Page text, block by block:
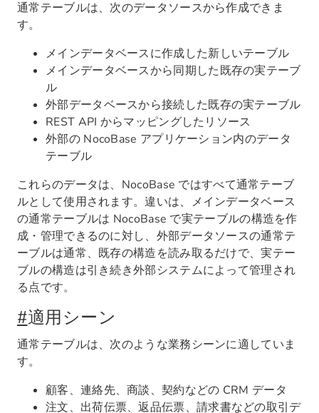
通常テーブルは、次のデータソースから作成できま
す。
メインデータベースに作成した新しいテーブル
メインデータベースから同期した既存の実テーブ
ル
外部データベースから接続した既存の実テーブル
REST API からマッピングしたリソース
外部の NocoBase アプリケーション内のデータ
テーブル
これらのデータは、NocoBase ではすべて通常テーブ
ルとして使用されます。違いは、メインデータベース
の通常テーブルは NocoBase で実テーブルの構造を作
成・管理できるのに対し、外部データソースの通常テ
ーブルは通常、既存の構造を読み取るだけで、実テー
ブルの構造は引き続き外部システムによって管理され
る点です。
#適用シーン
通常テーブルは、次のような業務シーンに適していま
す。
顧客、連絡先、商談、契約などの CRM データ
注文、出荷伝票、返品伝票、請求書などの取引デ